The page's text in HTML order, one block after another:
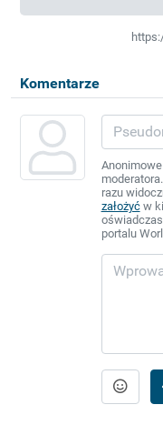
Komentarze
razu
założyćw
portalu